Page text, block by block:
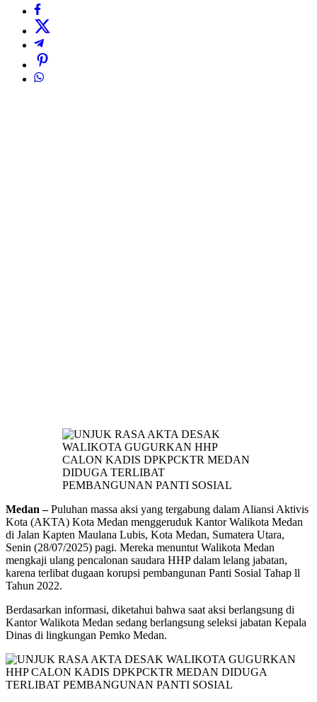
Medan –Puluhan massa aksi yang tergabung dalam Aliansi Aktivis
Kota (AKTA) Kota Medan menggeruduk Kantor Walikota Medan
di Jalan Kapten Maulana Lubis, Kota Medan, Sumatera Utara,
Senin (28/07/2025) pagi. Mereka menuntut Walikota Medan
mengkaji ulang pencalonan saudara HHP dalam lelang jabatan,
karena terlibat dugaan korupsi pembangunan Panti Sosial Tahap ll
Tahun 2022.
Berdasarkan informasi, diketahui bahwa saat aksi berlangsung di
Kantor Walikota Medan sedang berlangsung seleksi jabatan Kepala
Dinas di lingkungan Pemko Medan.